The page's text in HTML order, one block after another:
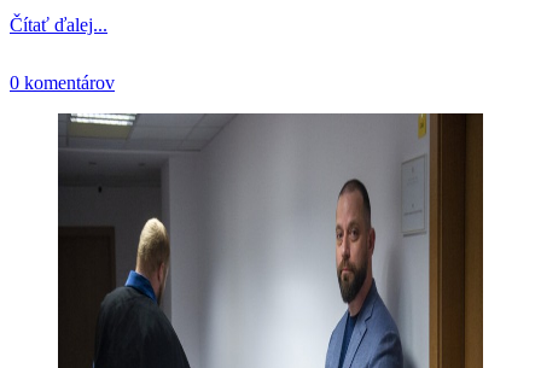
Čítať ďalej...
0 komentárov